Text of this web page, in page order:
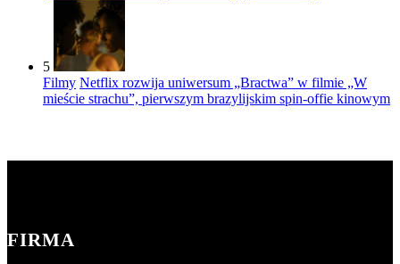
5
Filmy Netflix rozwija uniwersum „Bractwa” w filmie „W
mieście strachu”, pierwszym brazylijskim spin-offie kinowym
FIRMA